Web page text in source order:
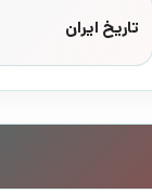
تاریخ ایران